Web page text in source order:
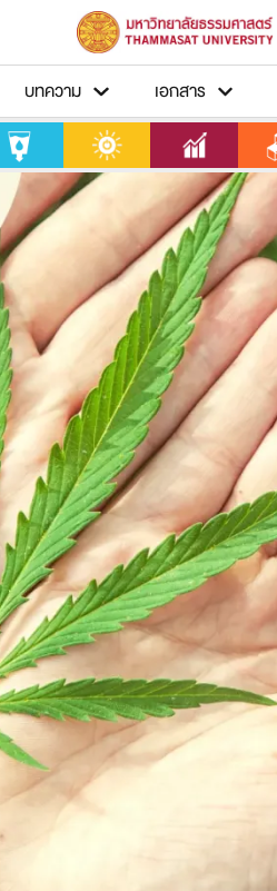
บทความ เอกสาร